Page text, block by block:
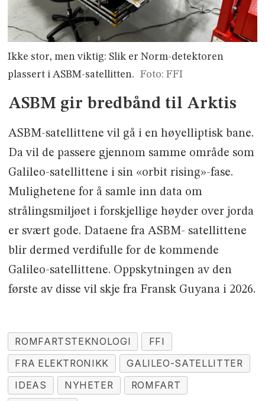
Ikke stor, men viktig: Slik er Norm-detektoren
plassert i ASBM-satellitten.
Foto: FFI
ASBM gir bredbånd til Arktis
ASBM-satellittene vil gå i en høyelliptisk bane.
Da vil de passere gjennom samme område som
Galileo-satellittene i sin «orbit rising»-fase.
Mulighetene for å samle inn data om
strålingsmiljøet i forskjellige høyder over jorda
er svært gode. Dataene fra ASBM- satellittene
blir dermed verdifulle for de kommende
Galileo-satellittene. Oppskytningen av den
første av disse vil skje fra Fransk Guyana i 2026.
ROMFARTSTEKNOLOGI
FFI
FRA ELEKTRONIKK
GALILEO-SATELLITTER
IDEAS
NYHETER
ROMFART